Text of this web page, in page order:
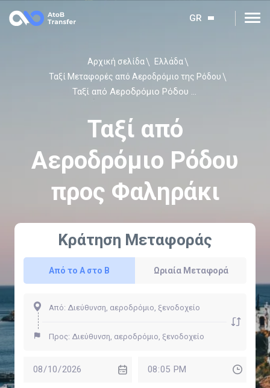
GR
Αρχική σελίδα
Ελλάδα
Ταξί Μεταφορές από Αεροδρόμιο της Ρόδου
Ταξί από Αεροδρόμιο Ρόδου προς Φαληράκι
Ταξί από
Αεροδρόμιο Ρόδου
προς Φαληράκι
Κράτηση Μεταφοράς
Από το Α στο Β Ωριαία Μεταφορά